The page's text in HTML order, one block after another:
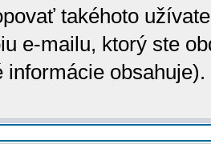
takéhoto
e-mailu, ktorý ste
informácie